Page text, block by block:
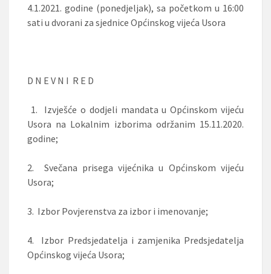
4.1.2021. godine (ponedjeljak), sa početkom u 16:00
sati u dvorani za sjednice Općinskog vijeća Usora
D N E V N I R E D
1.
Izvješće o dodjeli mandata u Općinskom vijeću
Usora na Lokalnim izborima održanim 15.11.2020.
godine;
2.
Svečana prisega vijećnika u Općinskom vijeću
Usora;
3. Izbor Povjerenstva za izbor i imenovanje;
4.
Izbor Predsjedatelja i zamjenika Predsjedatelja
Općinskog vijeća Usora;